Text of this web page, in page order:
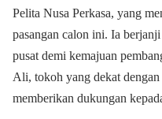
Pelita Nusa Perkasa, yang
pasangan calon ini. Ia
pusat demi kemajuan
Ali, tokoh yang dekat
memberikan dukungan